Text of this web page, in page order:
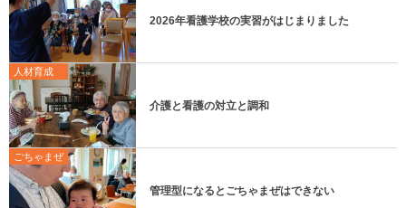
2026年看護学校の実習がはじまりました
人材育成
介護と看護の対立と調和
ごちゃまぜ
管理型になるとごちゃまぜはできない